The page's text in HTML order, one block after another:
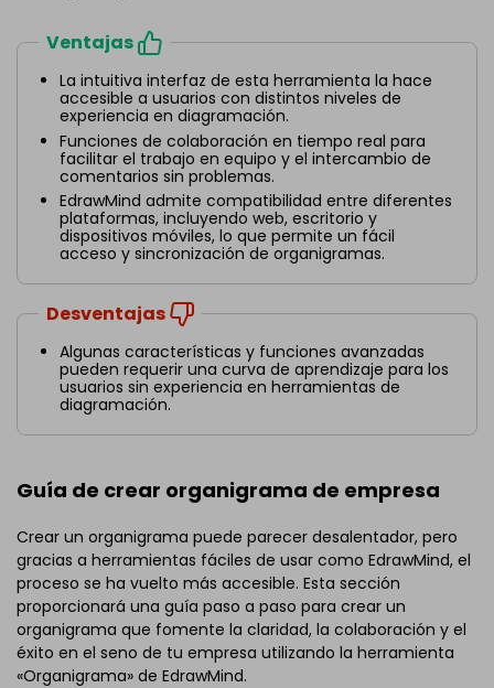
Ventajas
La intuitiva interfaz de esta herramienta la hace
accesible a usuarios con distintos niveles de
experiencia en diagramación.
Funciones de colaboración en tiempo real para
facilitar el trabajo en equipo y el intercambio de
comentarios sin problemas.
EdrawMind admite compatibilidad entre diferentes
plataformas, incluyendo web, escritorio y
dispositivos móviles, lo que permite un fácil
acceso y sincronización de organigramas.
Desventajas
Algunas características y funciones avanzadas
pueden requerir una curva de aprendizaje para los
usuarios sin experiencia en herramientas de
diagramación.
Guía de crear organigrama de empresa
Crear un organigrama puede parecer desalentador, pero
gracias a herramientas fáciles de usar como EdrawMind, el
proceso se ha vuelto más accesible. Esta sección
proporcionará una guía paso a paso para crear un
organigrama que fomente la claridad, la colaboración y el
éxito en el seno de tu empresa utilizando la herramienta
«Organigrama» de EdrawMind.